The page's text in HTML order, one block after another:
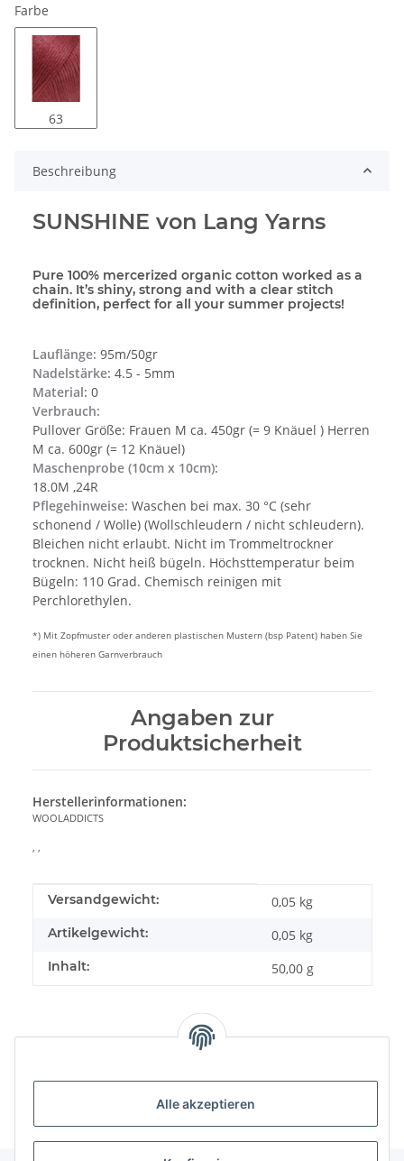
Alle akzeptieren
Farbe
63
Beschreibung
SUNSHINE von Lang Yarns
Pure 100% mercerized organic cotton worked as a
chain. It’s shiny, strong and with a clear stitch
definition, perfect for all your summer projects!
Lauflänge: 95m/50gr
Nadelstärke: 4.5 - 5mm
Material: 0
Verbrauch:
Pullover Größe: Frauen M ca. 450gr (= 9 Knäuel ) Herren
M ca. 600gr (= 12 Knäuel)
Maschenprobe (10cm x 10cm):
18.0M ,24R
Pflegehinweise: Waschen bei max. 30 °C (sehr
schonend / Wolle) (Wollschleudern / nicht schleudern).
Bleichen nicht erlaubt. Nicht im Trommeltrockner
trocknen. Nicht heiß bügeln. Höchsttemperatur beim
Bügeln: 110 Grad. Chemisch reinigen mit
Perchlorethylen.
*) Mit Zopfmuster oder anderen plastischen Mustern (bsp Patent) haben Sie
einen höheren Garnverbrauch
Angaben zur
Produktsicherheit
Herstellerinformationen:
WOOLADDICTS
Produkteigenschaft
Wert
Versandgewicht: 0,05 kg
Artikelgewicht: 0,05 kg
Inhalt: 50,00 g